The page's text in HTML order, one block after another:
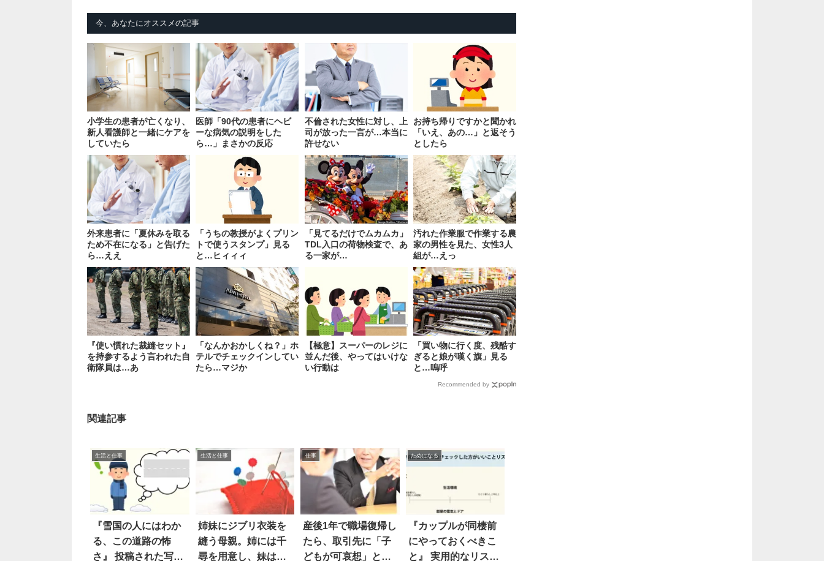
今、あなたにオススメの記事
小学生の患者が亡くなり、
新人看護師と一緒にケアを
していたら
医師「90代の患者にヘビ
ーな病気の説明をした
ら…」まさかの反応
不倫された女性に対し、上
司が放った一言が…本当に
許せない
お持ち帰りですかと聞かれ
「いえ、あの…」と返そう
としたら
外来患者に「夏休みを取る
ため不在になる」と告げた
ら…ええ
「うちの教授がよくプリン
トで使うスタンプ」見る
と…ヒィィィ
「見てるだけでムカムカ」
TDL入口の荷物検査で、あ
る一家が…
汚れた作業服で作業する農
家の男性を見た、女性3人
組が…えっ
『使い慣れた裁縫セット』
を持参するよう言われた自
衛隊員は…あ
「なんかおかしくね？」ホ
テルでチェックインしてい
たら…マジか
【極意】スーパーのレジに
並んだ後、やってはいけな
い行動は
「買い物に行く度、残酷す
ぎると娘が嘆く旗」見る
と…嗚呼
Recommended by
関連記事
生活と仕事
『雪国の人にはわか
る、この道路の怖
さ』 投稿された写真
生活と仕事
姉妹にジブリ衣装を
縫う母親。姉には千
尋を用意し、妹は…
仕事
産後1年で職場復帰し
たら、取引先に「子
どもが可哀想」と言
ためになる
『カップルが同棲前
にやっておくべきこ
と』 実用的なリスト